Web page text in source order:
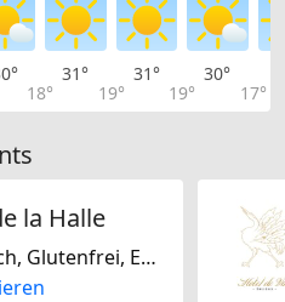
18°
31°
19°
31°
19°
30°
17°
la Halle
Schweizerisch, Glutenfrei, Europäisch